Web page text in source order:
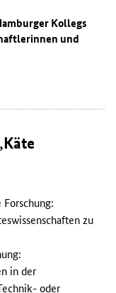
Kollegs
und
zu
in der
oder